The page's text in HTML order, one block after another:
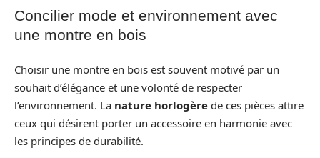
Concilier mode et environnement avec
une montre en bois
Choisir une montre en bois est souvent motivé par un
souhait d’élégance et une volonté de respecter
l’environnement. La nature horlogère de ces pièces attire
ceux qui désirent porter un accessoire en harmonie avec
les principes de durabilité.